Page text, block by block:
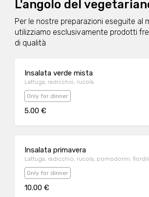
L'angolo del
Per le nostre preparazioni eseguite al
utilizziamo esclusivamente prodotti
di qualità
Insalata verde mista
Lattuga, radicchio, rucola
Only for dinner
5.00 €
Insalata primavera
Lattuga, radicchio, rucola, pomodorini,
Only for dinner
10.00 €